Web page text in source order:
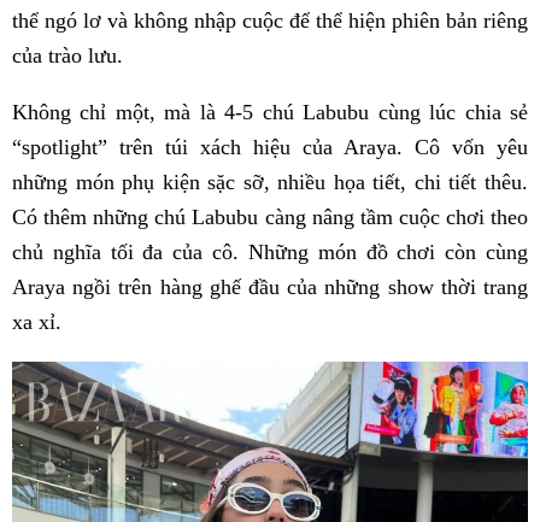
thể ngó lơ và không nhập cuộc để thể hiện phiên bản riêng
của trào lưu.
Không chỉ một, mà là 4-5 chú Labubu cùng lúc chia sẻ
“spotlight” trên túi xách hiệu của Araya. Cô vốn yêu
những món phụ kiện sặc sỡ, nhiều họa tiết, chi tiết thêu.
Có thêm những chú Labubu càng nâng tầm cuộc chơi theo
chủ nghĩa tối đa của cô. Những món đồ chơi còn cùng
Araya ngồi trên hàng ghế đầu của những show thời trang
xa xỉ.